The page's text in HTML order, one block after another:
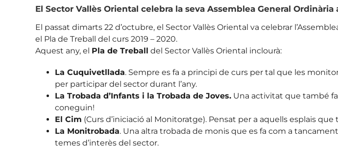
El Sector Vallès Oriental celebra la seva Assemblea General Ordinària
El passat dimarts 22 d’octubre, el Sector Vallès Oriental va celebrar
el Pla de Treball del curs 2019 – 2020.
Aquest any, el Pla de Treball del Sector Vallès Oriental inclourà:
La Cuquivetllada. Sempre es fa a principi de curs per tal que les
per participar del sector durant l’any.
La Trobada d’Infants i la Trobada de Joves. Una activitat que també
coneguin!
El Cim (Curs d’iniciació al Monitoratge). Pensat per a aquells esplais
La Monitrobada. Una altra trobada de monis que es fa com a
temes d’interès del sector.